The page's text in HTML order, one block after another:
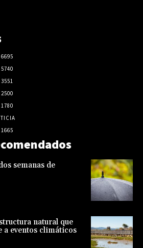
6695
5740
3551
2500
1780
1665
semanas de
natural que
a eventos climáticos